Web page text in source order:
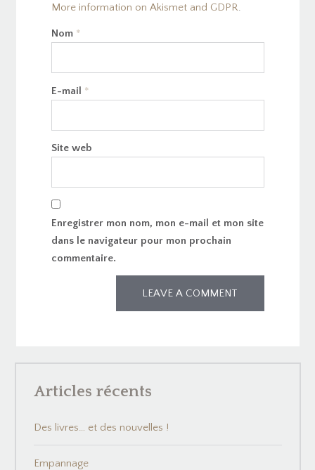
More information on Akismet and GDPR.
Nom *
E-mail *
Site web
Enregistrer mon nom, mon e-mail et mon site
dans le navigateur pour mon prochain
commentaire.
Articles récents
Des livres… et des nouvelles !
Empannage